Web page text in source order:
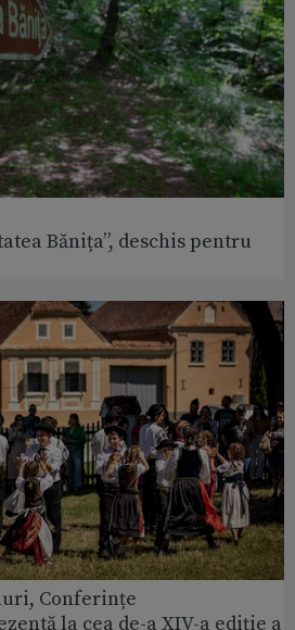
Bănița”, deschis pentru
Conferințe
la cea de-a XIV-a ediție a